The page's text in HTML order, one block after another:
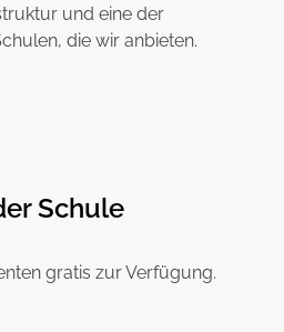
und eine der
die wir anbieten.
Schule
gratis zur Verfügung.